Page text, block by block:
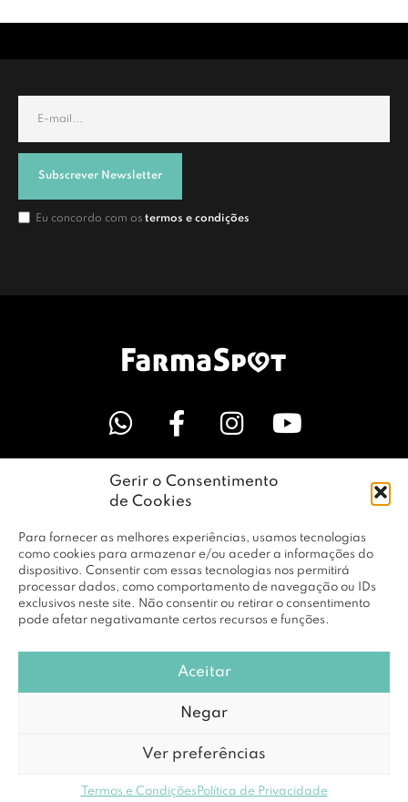
Gerir o Consentimento
de Cookies
Para fornecer as melhores experiências, usamos tecnologias
como cookies para armazenar e/ou aceder a informações do
dispositivo. Consentir com essas tecnologias nos permitirá
processar dados, como comportamento de navegação ou IDs
exclusivos neste site. Não consentir ou retirar o consentimento
pode afetar negativamante certos recursos e funções.
Aceitar
Negar
Ver preferências
Termos e Condições Política de Privacidade
Subscrever Newsletter
Eu concordo com os termos e condições
LINKS ÚTEIS
EMPRESA
PERFIL
© Copyright 2026 RBF Distribuição Lda. Todos os Direitos